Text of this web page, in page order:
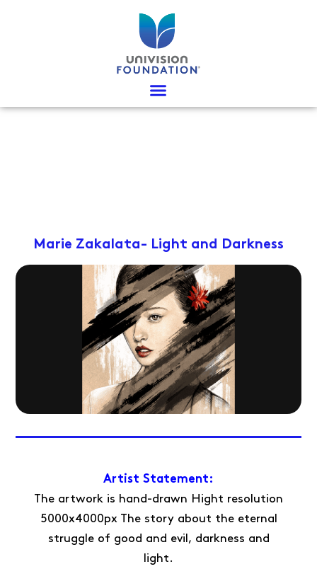
Marie Zakalata- Light and Darkness
Artist Statement:
The artwork is hand-drawn Hight resolution
5000x4000px The story about the eternal
struggle of good and evil, darkness and
light.